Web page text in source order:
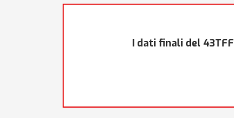
I dati finali del 43TFF